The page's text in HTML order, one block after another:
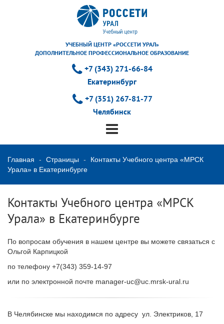
УЧЕБНЫЙ ЦЕНТР «РОССЕТИ УРАЛ»
ДОПОЛНИТЕЛЬНОЕ ПРОФЕССИОНАЛЬНОЕ ОБРАЗОВАНИЕ
+7 (343) 271-66-84
Екатеринбург
+7 (351) 267-81-77
Челябинск
Главная Страницы
Контакты Учебного центра «МРСК
Урала» в Екатеринбурге
Контакты Учебного центра «МРСК
Урала» в Екатеринбурге
По вопросам обучения в нашем центре вы можете связаться с
Ольгой Карпицкой
по телефону +7(343) 359-14-97
или по электронной почте manager-uc@uc.mrsk-ural.ru
В Челябинске мы находимся по адресу ул. Электриков, 17